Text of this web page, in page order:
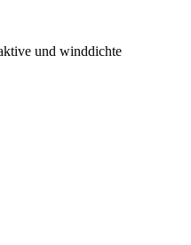
und winddichte